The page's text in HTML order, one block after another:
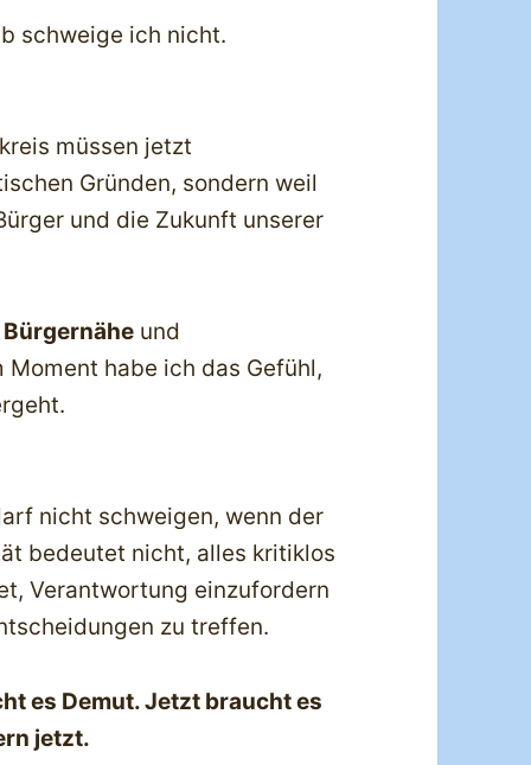
schweige ich nicht.
müssen jetzt
Gründen, sondern weil
und die Zukunft unserer
Bürgernähe und
habe ich das Gefühl,
nicht schweigen, wenn der
bedeutet nicht, alles kritiklos
Verantwortung einzufordern
zu treffen.
es Demut. Jetzt braucht es
jetzt.